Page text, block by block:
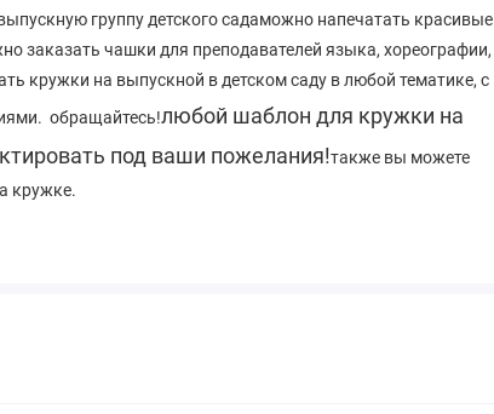
группу детского садаможно напечатать красивые
заказать чашки для преподавателей языка, хореографии,
кружки на выпускной в детском саду в любой тематике, с
обращайтесь!любой шаблон для кружки на
под ваши пожелания!также вы можете
кружке.